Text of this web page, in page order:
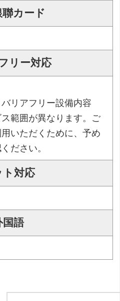
カード
リー対応
リアフリー設備内容
範囲が異なります。ご
いただくために、予め
ださい。
ト対応
国語